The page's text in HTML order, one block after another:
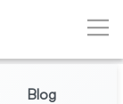
Blog